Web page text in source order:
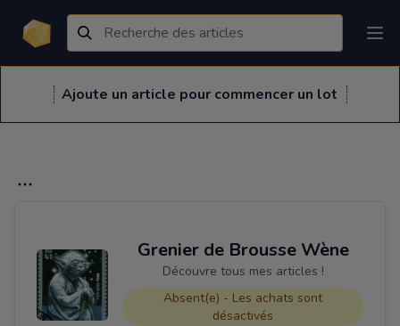
Grenier de Brousse Wène
Découvre tous mes articles !
Absent(e) - Les achats sont
désactivés
Ajoute un article pour commencer un lot